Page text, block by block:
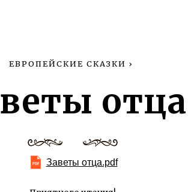
ЕВРОПЕЙСКИЕ СКАЗКИ ›
отца
Заветы отца.pdf